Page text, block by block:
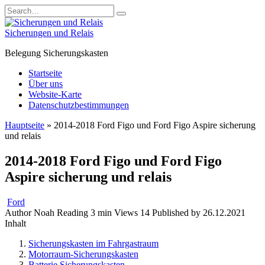
Skip
to
content
Search
for:
Sicherungen und Relais
Belegung Sicherungskasten
Startseite
Über uns
Website-Karte
Datenschutzbestimmungen
Hauptseite » 2014-2018 Ford Figo und Ford Figo Aspire sicherung
und relais
2014-2018 Ford Figo und Ford Figo
Aspire sicherung und relais
Ford
Author Noah Reading 3 min Views 14 Published by 26.12.2021
Inhalt
Sicherungskasten im Fahrgastraum
Motorraum-Sicherungskasten